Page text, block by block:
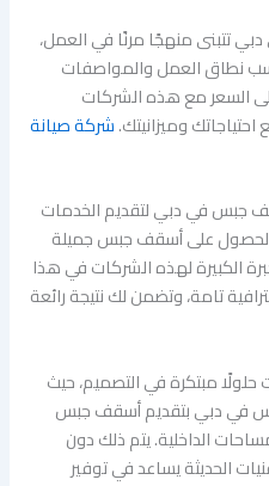
تتبنى منهجًا مرنًا في العمل،
نطاق العمل والمواصفات
السعر مع هذه الشركات
وميزانيتك.شركة صيانة
جبس في دبي لتقديم الخدمات
الحصول على أسقف جبس جميلة
الكبيرة لهذه الشركات في هذا
تامة، وتضمن لك نتيجة رائعة
مبتكرة في التصميم، حيث
في دبي بتقديم أسقف جبس
الداخلية. يتم ذلك دون
الحديثة يساعد في توفير